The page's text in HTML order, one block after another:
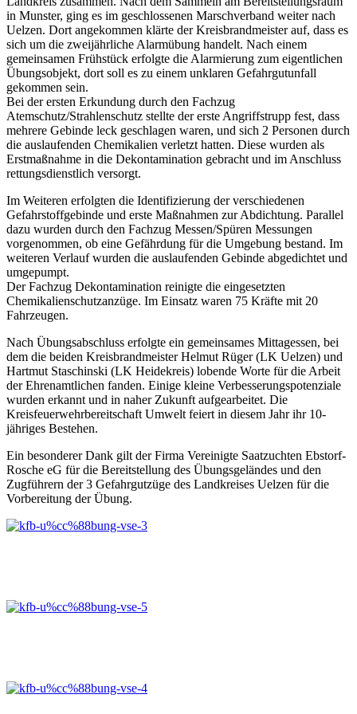
in Munster, ging es im geschlossenen Marschverband weiter nach
Uelzen. Dort angekommen klärte der Kreisbrandmeister auf, dass es
sich um die zweijährliche Alarmübung handelt. Nach einem
gemeinsamen Frühstück erfolgte die Alarmierung zum eigentlichen
Übungsobjekt, dort soll es zu einem unklaren Gefahrgutunfall
gekommen sein.
Bei der ersten Erkundung durch den Fachzug
Atemschutz/Strahlenschutz stellte der erste Angriffstrupp fest, dass
mehrere Gebinde leck geschlagen waren, und sich 2 Personen durch
die auslaufenden Chemikalien verletzt hatten. Diese wurden als
Erstmaßnahme in die Dekontamination gebracht und im Anschluss
rettungsdienstlich versorgt.
Im Weiteren erfolgten die Identifizierung der verschiedenen
Gefahrstoffgebinde und erste Maßnahmen zur Abdichtung. Parallel
dazu wurden durch den Fachzug Messen/Spüren Messungen
vorgenommen, ob eine Gefährdung für die Umgebung bestand. Im
weiteren Verlauf wurden die auslaufenden Gebinde abgedichtet und
umgepumpt.
Der Fachzug Dekontamination reinigte die eingesetzten
Chemikalienschutzanzüge. Im Einsatz waren 75 Kräfte mit 20
Fahrzeugen.
Nach Übungsabschluss erfolgte ein gemeinsames Mittagessen, bei
dem die beiden Kreisbrandmeister Helmut Rüger (LK Uelzen) und
Hartmut Staschinski (LK Heidekreis) lobende Worte für die Arbeit
der Ehrenamtlichen fanden. Einige kleine Verbesserungspotenziale
wurden erkannt und in naher Zukunft aufgearbeitet. Die
Kreisfeuerwehrbereitschaft Umwelt feiert in diesem Jahr ihr 10-
jähriges Bestehen.
Ein besonderer Dank gilt der Firma Vereinigte Saatzuchten Ebstorf-
Rosche eG für die Bereitstellung des Übungsgeländes und den
Zugführern der 3 Gefahrgutzüge des Landkreises Uelzen für die
Vorbereitung der Übung.